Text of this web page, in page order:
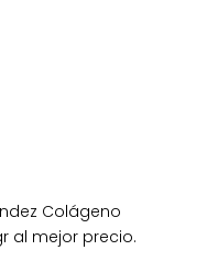
Colágeno
al mejor precio.